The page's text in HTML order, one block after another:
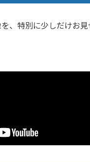
、特別に少しだけお見